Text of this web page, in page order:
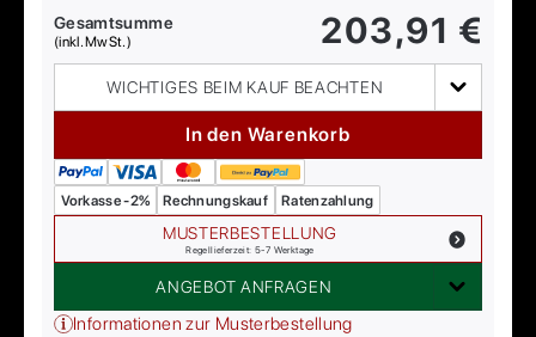
Gesamtsumme
(inkl. MwSt.) 203,91 €
WICHTIGES BEIM KAUF BEACHTEN
In den Warenkorb
Vorkasse -2% Rechnungskauf Ratenzahlung
MUSTERBESTELLUNG
Regellieferzeit: 5-7 Werktage
ANGEBOT ANFRAGEN
Informationen zur Musterbestellung